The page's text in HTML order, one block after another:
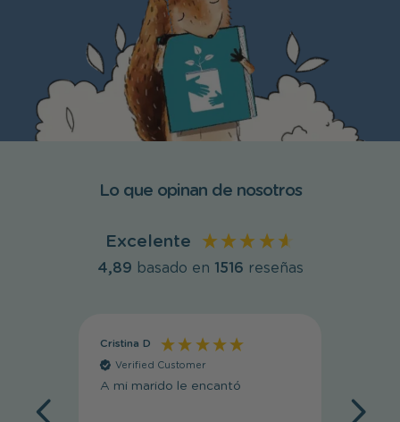
Lo que opinan de nosotros
Excelente
4,89 basado en 1516 reseñas
Cristina D
Verified Customer
A mi marido le encantó